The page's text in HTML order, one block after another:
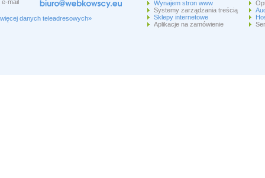
e-mail
więcej danych teleadresowych»
Wynajem stron www
Systemy zarządzania treścią
Sklepy internetowe
Aplikacje na zamówienie